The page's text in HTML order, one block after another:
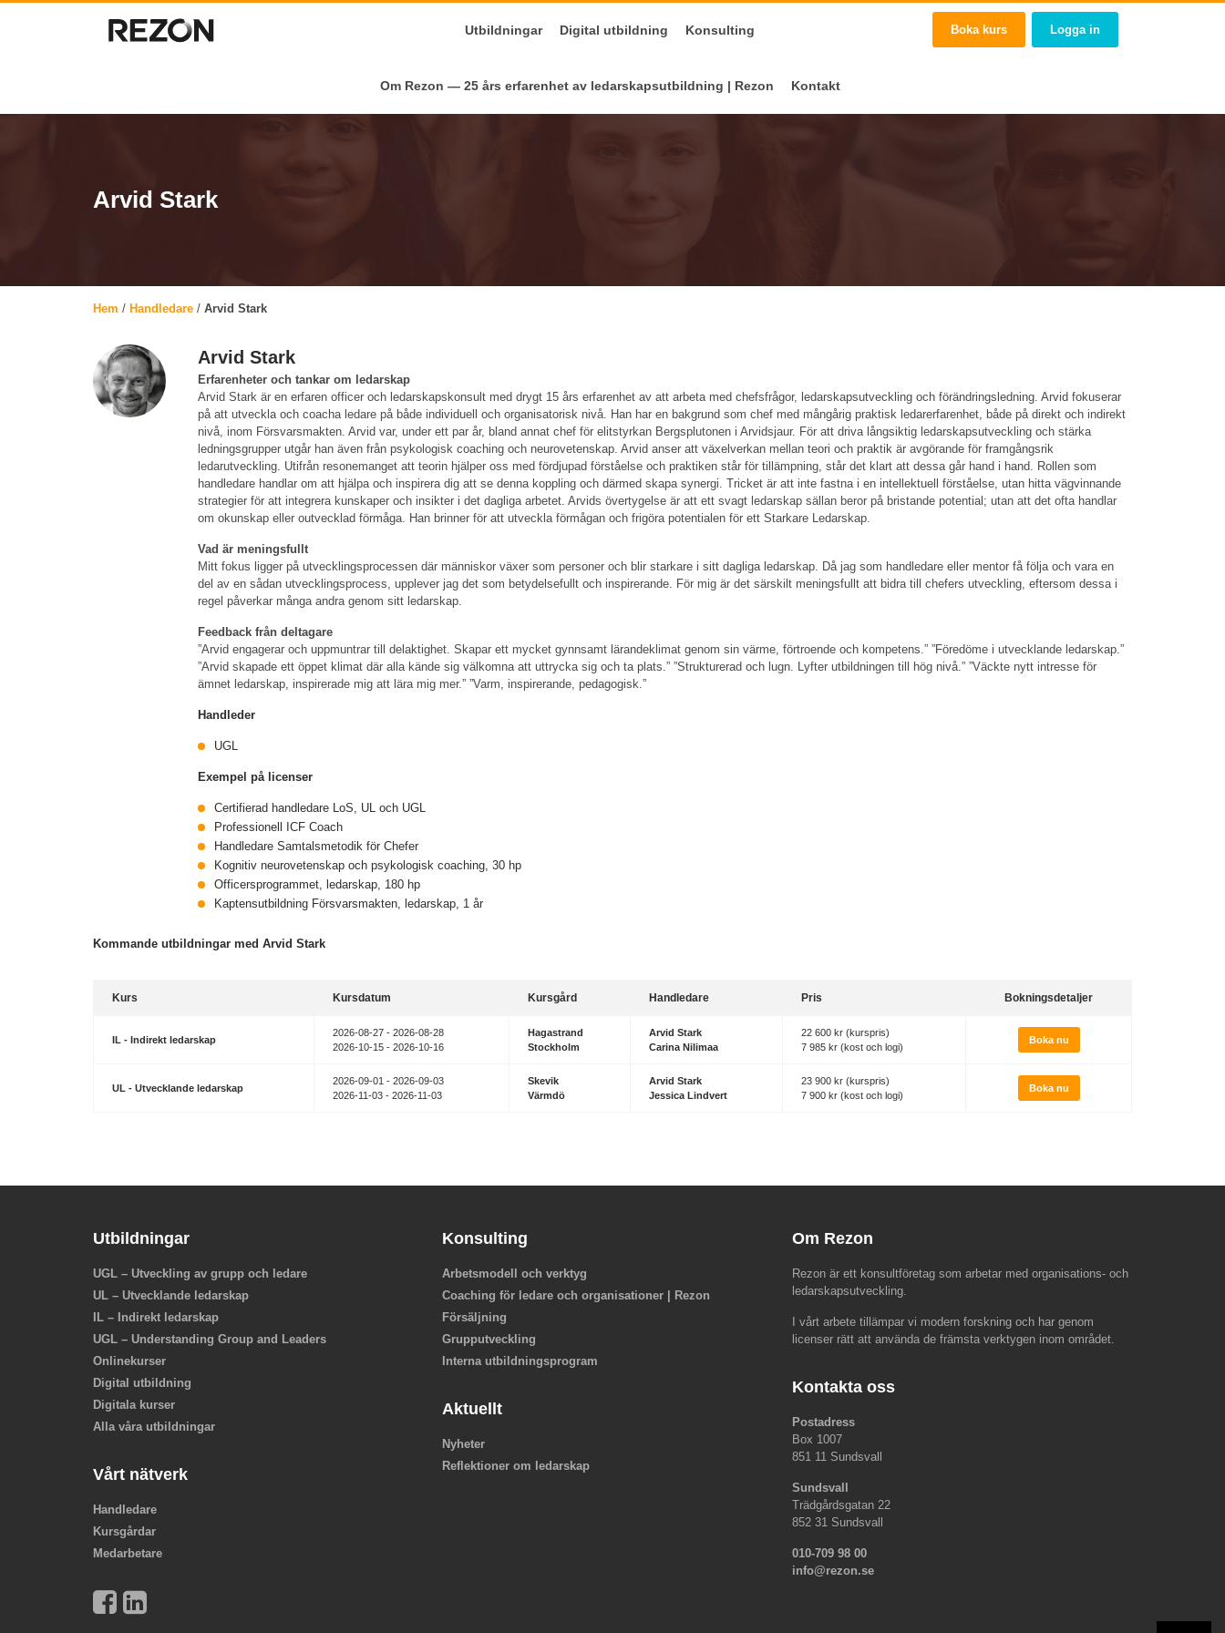
Utbildningar Digital utbildning Konsulting
Om Rezon — 25 års erfarenhet av ledarskapsutbildning | Rezon Kontakt
Boka kurs Logga in
Arvid Stark
Hem / Handledare / Arvid Stark
Arvid Stark
Erfarenheter och tankar om ledarskap
Arvid Stark är en erfaren officer och ledarskapskonsult med drygt 15 års erfarenhet av att arbeta med chefsfrågor, ledarskapsutveckling och förändringsledning. Arvid fokuserar
på att utveckla och coacha ledare på både individuell och organisatorisk nivå. Han har en bakgrund som chef med mångårig praktisk ledarerfarenhet, både på direkt och indirekt
nivå, inom Försvarsmakten. Arvid var, under ett par år, bland annat chef för elitstyrkan Bergsplutonen i Arvidsjaur. För att driva långsiktig ledarskapsutveckling och stärka
ledningsgrupper utgår han även från psykologisk coaching och neurovetenskap. Arvid anser att växelverkan mellan teori och praktik är avgörande för framgångsrik
ledarutveckling. Utifrån resonemanget att teorin hjälper oss med fördjupad förståelse och praktiken står för tillämpning, står det klart att dessa går hand i hand. Rollen som
handledare handlar om att hjälpa och inspirera dig att se denna koppling och därmed skapa synergi. Tricket är att inte fastna i en intellektuell förståelse, utan hitta vägvinnande
strategier för att integrera kunskaper och insikter i det dagliga arbetet. Arvids övertygelse är att ett svagt ledarskap sällan beror på bristande potential; utan att det ofta handlar
om okunskap eller outvecklad förmåga. Han brinner för att utveckla förmågan och frigöra potentialen för ett Starkare Ledarskap.
Vad är meningsfullt
Mitt fokus ligger på utvecklingsprocessen där människor växer som personer och blir starkare i sitt dagliga ledarskap. Då jag som handledare eller mentor få följa och vara en
del av en sådan utvecklingsprocess, upplever jag det som betydelsefullt och inspirerande. För mig är det särskilt meningsfullt att bidra till chefers utveckling, eftersom dessa i
regel påverkar många andra genom sitt ledarskap.
Feedback från deltagare
”Arvid engagerar och uppmuntrar till delaktighet. Skapar ett mycket gynnsamt lärandeklimat genom sin värme, förtroende och kompetens.” ”Föredöme i utvecklande ledarskap.”
”Arvid skapade ett öppet klimat där alla kände sig välkomna att uttrycka sig och ta plats.” ”Strukturerad och lugn. Lyfter utbildningen till hög nivå.” ”Väckte nytt intresse för
ämnet ledarskap, inspirerade mig att lära mig mer.” ”Varm, inspirerande, pedagogisk.”
Handleder
UGL
Exempel på licenser
Certifierad handledare LoS, UL och UGL
Professionell ICF Coach
Handledare Samtalsmetodik för Chefer
Kognitiv neurovetenskap och psykologisk coaching, 30 hp
Officersprogrammet, ledarskap, 180 hp
Kaptensutbildning Försvarsmakten, ledarskap, 1 år
Kommande utbildningar med Arvid Stark
Kurs Kursdatum Kursgård Handledare Pris Bokningsdetaljer
IL - Indirekt ledarskap
2026-08-27 - 2026-08-28
2026-10-15 - 2026-10-16
Hagastrand
Stockholm
Arvid Stark
Carina Nilimaa
22 600 kr (kurspris)
7 985 kr (kost och logi)
Boka nu
UL - Utvecklande ledarskap
2026-09-01 - 2026-09-03
2026-11-03 - 2026-11-03
Skevik
Värmdö
Arvid Stark
Jessica Lindvert
23 900 kr (kurspris)
7 900 kr (kost och logi)
Boka nu
Utbildningar
UGL – Utveckling av grupp och ledare
UL – Utvecklande ledarskap
IL – Indirekt ledarskap
UGL – Understanding Group and Leaders
Onlinekurser
Digital utbildning
Digitala kurser
Alla våra utbildningar
Vårt nätverk
Handledare
Kursgårdar
Medarbetare
Konsulting
Arbetsmodell och verktyg
Coaching för ledare och organisationer | Rezon
Försäljning
Grupputveckling
Interna utbildningsprogram
Aktuellt
Nyheter
Reflektioner om ledarskap
Om Rezon
Rezon är ett konsultföretag som arbetar med organisations- och
ledarskapsutveckling.
I vårt arbete tillämpar vi modern forskning och har genom
licenser rätt att använda de främsta verktygen inom området.
Kontakta oss
Postadress
Box 1007
851 11 Sundsvall
Sundsvall
Trädgårdsgatan 22
852 31 Sundsvall
010-709 98 00
info@rezon.se